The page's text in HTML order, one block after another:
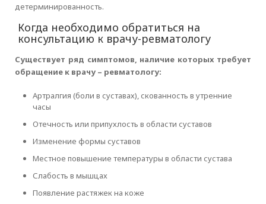
детерминированность.
Когда необходимо обратиться на
консультацию к врачу-ревматологу
Существует ряд симптомов, наличие которых требует
обращение к врачу – ревматологу:
Артралгия (боли в суставах), скованность в утренние
часы
Отечность или припухлость в области суставов
Изменение формы суставов
Местное повышение температуры в области сустава
Слабость в мышцах
Появление растяжек на коже